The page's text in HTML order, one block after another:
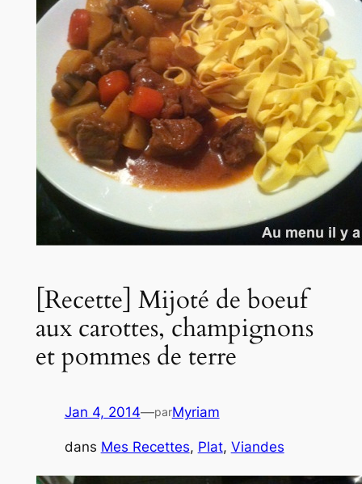
[Recette] Mijoté de boeuf
aux carottes, champignons
et pommes de terre
Jan 4, 2014—parMyriam
dans Mes Recettes, Plat, Viandes